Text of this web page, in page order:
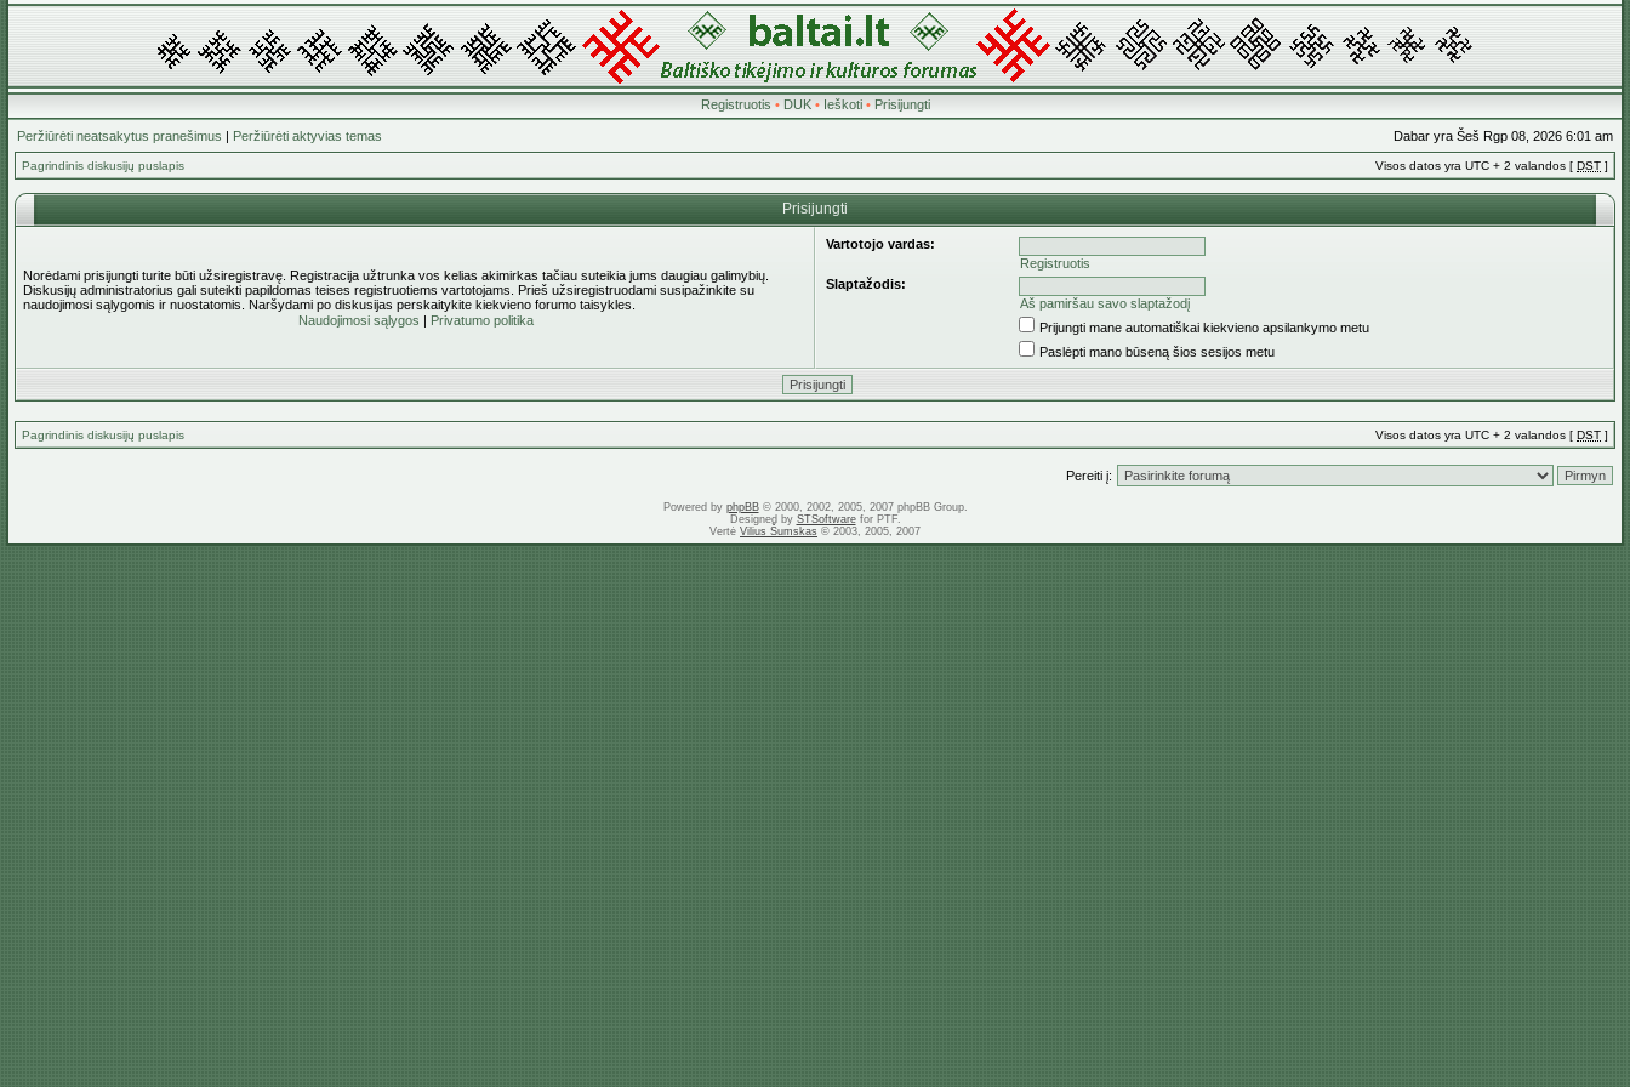
Registruotis • DUK• Ieškoti• Prisijungti
Peržiūrėti neatsakytus pranešimus | Peržiūrėti aktyvias temas Dabar yra Šeš Rgp 08, 2026 6:01 am
Pagrindinis diskusijų puslapis Visos datos yra UTC + 2 valandos [ DST ]
Prisijungti
Norėdami prisijungti turite būti užsiregistravę. Registracija užtrunka vos kelias akimirkas tačiau suteikia jums daugiau galimybių.
Diskusijų administratorius gali suteikti papildomas teises registruotiems vartotojams. Prieš užsiregistruodami susipažinkite su
naudojimosi sąlygomis ir nuostatomis. Naršydami po diskusijas perskaitykite kiekvieno forumo taisykles.
Naudojimosi sąlygos | Privatumo politika
Vartotojo vardas:
Registruotis
Slaptažodis:
Aš pamiršau savo slaptažodį
Prijungti mane automatiškai kiekvieno apsilankymo metu
Paslėpti mano būseną šios sesijos metu
Pagrindinis diskusijų puslapis Visos datos yra UTC + 2 valandos [ DST ]
Pereiti į:
Powered by phpBB© 2000, 2002, 2005, 2007 phpBB Group.
Designed by STSoftwarefor PTF.
Vertė Vilius Šumskas © 2003, 2005, 2007